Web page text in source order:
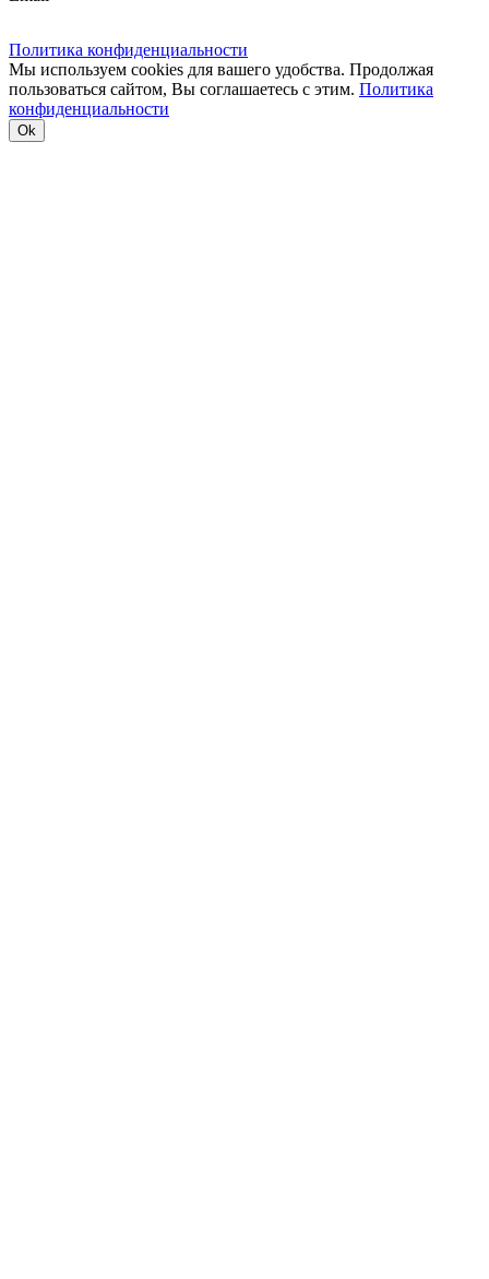
Политика конфиденциальности
Мы используем cookies для вашего удобства. Продолжая
пользоваться сайтом, Вы соглашаетесь с этим. Политика
конфиденциальности
Ok